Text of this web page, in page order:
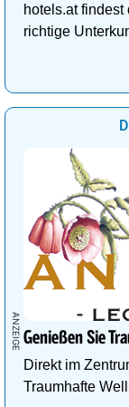
hotels.at findest
richtige
Genießen Sie
Direkt im
Traumhafte